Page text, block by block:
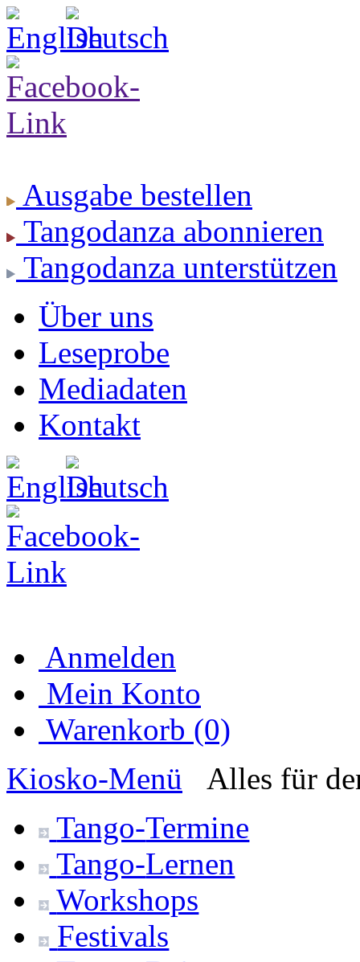
Ausgabe bestellen
Tangodanza abonnieren
Tangodanza unterstützen
Über uns
Leseprobe
Mediadaten
Kontakt
Anmelden
Mein Konto
Warenkorb (0)
Kiosko-Menü
Alles für
Tango-Termine
Tango-Lernen
Workshops
Festivals